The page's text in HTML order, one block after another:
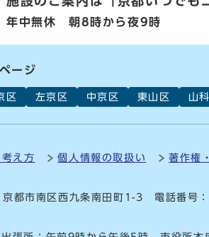
年中無休 朝8時から夜9時
ージ
区 左京区 中京区 東山区 山
え方 個人情報の取扱い 著作権
都市南区西九条南田町1-3 電話番号